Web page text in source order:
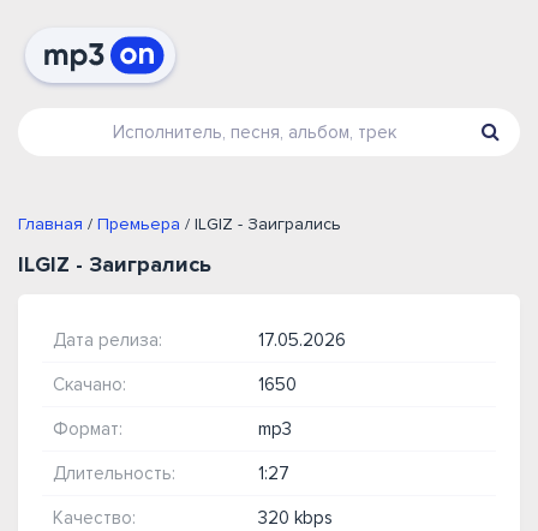
Главная / Премьера / ILGIZ - Заигрались
ILGIZ - Заигрались
Дата релиза: 17.05.2026
Скачано: 1650
Формат: mp3
Длительность: 1:27
Качество: 320 kbps